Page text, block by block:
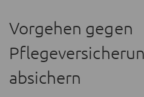
Vorgehen gegen
absichern